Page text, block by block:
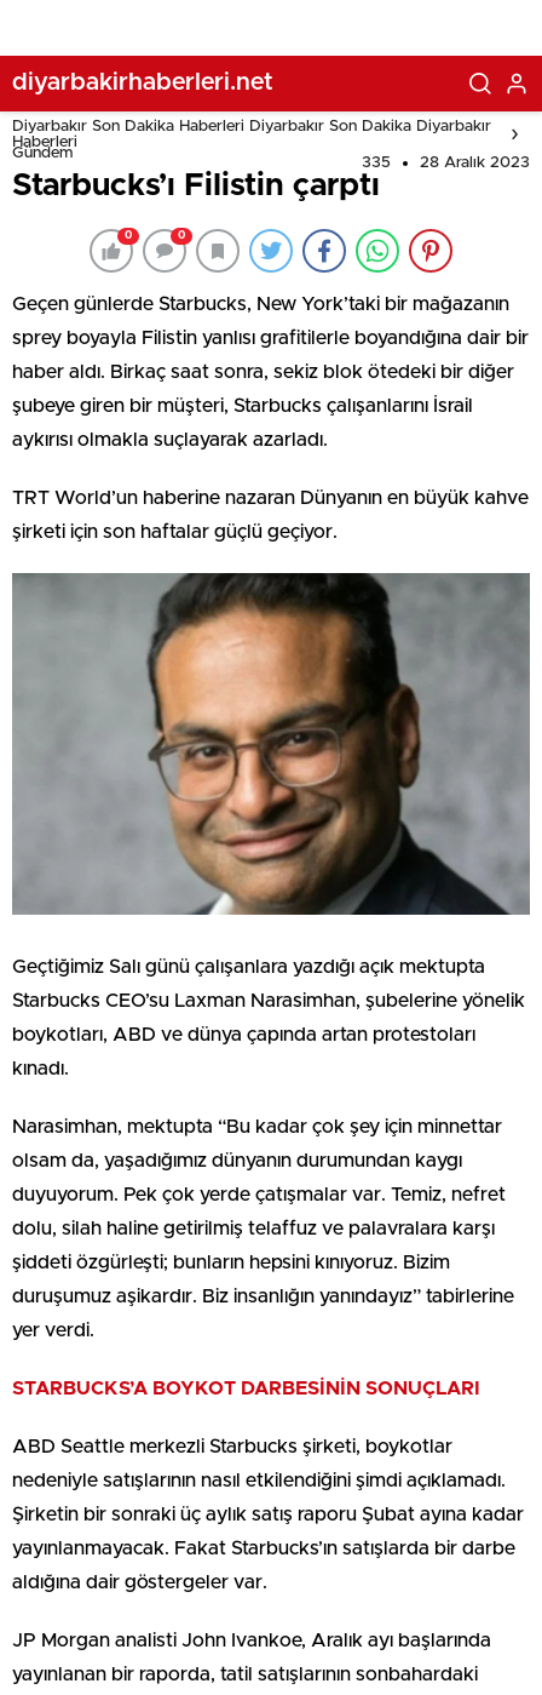
diyarbakirhaberleri.net
Diyarbakır Son Dakika Haberleri Diyarbakır Son Dakika Diyarbakır
Haberleri
Gündem
335 28 Aralık 2023
Starbucks’ı Filistin çarptı
0 0
Geçen günlerde Starbucks, New York’taki bir mağazanın
sprey boyayla Filistin yanlısı grafitilerle boyandığına dair bir
haber aldı. Birkaç saat sonra, sekiz blok ötedeki bir diğer
şubeye giren bir müşteri, Starbucks çalışanlarını İsrail
aykırısı olmakla suçlayarak azarladı.
TRT World’un haberine nazaran Dünyanın en büyük kahve
şirketi için son haftalar güçlü geçiyor.
Geçtiğimiz Salı günü çalışanlara yazdığı açık mektupta
Starbucks CEO’su Laxman Narasimhan, şubelerine yönelik
boykotları, ABD ve dünya çapında artan protestoları
kınadı.
Narasimhan, mektupta “Bu kadar çok şey için minnettar
olsam da, yaşadığımız dünyanın durumundan kaygı
duyuyorum. Pek çok yerde çatışmalar var. Temiz, nefret
dolu, silah haline getirilmiş telaffuz ve palavralara karşı
şiddeti özgürleşti; bunların hepsini kınıyoruz. Bizim
duruşumuz aşikardır. Biz insanlığın yanındayız” tabirlerine
yer verdi.
STARBUCKS’A BOYKOT DARBESİNİN SONUÇLARI
ABD Seattle merkezli Starbucks şirketi, boykotlar
nedeniyle satışlarının nasıl etkilendiğini şimdi açıklamadı.
Şirketin bir sonraki üç aylık satış raporu Şubat ayına kadar
yayınlanmayacak. Fakat Starbucks’ın satışlarda bir darbe
aldığına dair göstergeler var.
JP Morgan analisti John Ivankoe, Aralık ayı başlarında
yayınlanan bir raporda, tatil satışlarının sonbahardaki